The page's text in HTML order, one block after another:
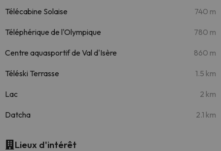
Télécabine Solaise 740 m
Téléphérique de l'Olympique 780 m
Centre aquasportif de Val d'Isère 860 m
Téléski Terrasse 1.5 km
Lac 2 km
Datcha 2.1 km
Lieux d'intérêt